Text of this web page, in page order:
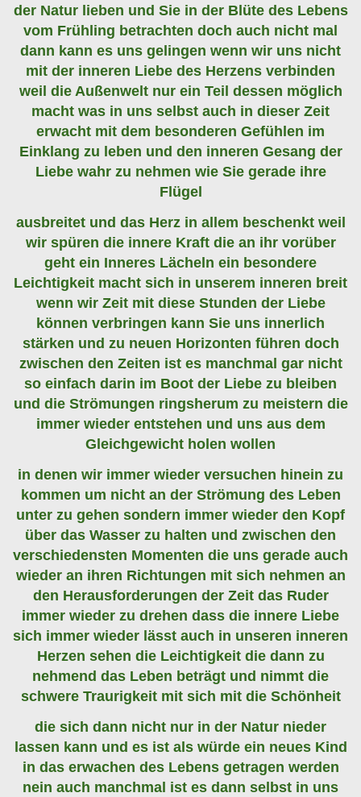
der Natur lieben und Sie in der Blüte des Lebens
vom Frühling betrachten doch auch nicht mal
dann kann es uns gelingen wenn wir uns nicht
mit der inneren Liebe des Herzens verbinden
weil die Außenwelt nur ein Teil dessen möglich
macht was in uns selbst auch in dieser Zeit
erwacht mit dem besonderen Gefühlen im
Einklang zu leben und den inneren Gesang der
Liebe wahr zu nehmen wie Sie gerade ihre
Flügel
ausbreitet und das Herz in allem beschenkt weil
wir spüren die innere Kraft die an ihr vorüber
geht ein Inneres Lächeln ein besondere
Leichtigkeit macht sich in unserem inneren breit
wenn wir Zeit mit diese Stunden der Liebe
können verbringen kann Sie uns innerlich
stärken und zu neuen Horizonten führen doch
zwischen den Zeiten ist es manchmal gar nicht
so einfach darin im Boot der Liebe zu bleiben
und die Strömungen ringsherum zu meistern die
immer wieder entstehen und uns aus dem
Gleichgewicht holen wollen
in denen wir immer wieder versuchen hinein zu
kommen um nicht an der Strömung des Leben
unter zu gehen sondern immer wieder den Kopf
über das Wasser zu halten und zwischen den
verschiedensten Momenten die uns gerade auch
wieder an ihren Richtungen mit sich nehmen an
den Herausforderungen der Zeit das Ruder
immer wieder zu drehen dass die innere Liebe
sich immer wieder lässt auch in unseren inneren
Herzen sehen die Leichtigkeit die dann zu
nehmend das Leben beträgt und nimmt die
schwere Traurigkeit mit sich mit die Schönheit
die sich dann nicht nur in der Natur nieder
lassen kann und es ist als würde ein neues Kind
in das erwachen des Lebens getragen werden
nein auch manchmal ist es dann selbst in uns